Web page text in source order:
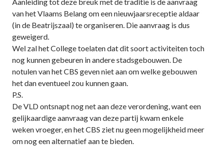
van het Vlaams Belang om een nieuwjaarsreceptie aldaar
(in de Beatrijszaal) te organiseren. Die aanvraag is dus
geweigerd.
Wel zal het College toelaten dat dit soort activiteiten toch
nog kunnen gebeuren in andere stadsgebouwen. De
notulen van het CBS geven niet aan om welke gebouwen
het dan eventueel zou kunnen gaan.
P.S.
De VLD ontsnapt nog net aan deze verordening, want een
gelijkaardige aanvraag van deze partij kwam enkele
weken vroeger, en het CBS ziet nu geen mogelijkheid meer
om nog een alternatief aan te bieden.